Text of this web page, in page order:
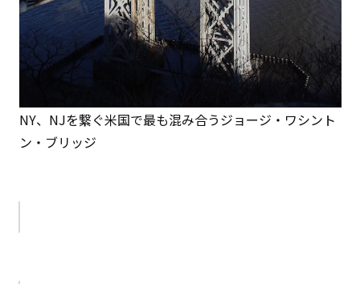
NY、NJを繋ぐ米国で最も混み合うジョージ・ワシント
ン・ブリッジ